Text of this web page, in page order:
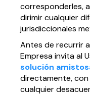
corresponderles,
dirimir cualquier
jurisdiccionales
Antes de recurrir
Empresa invita al
solución
directamente,
cualquier